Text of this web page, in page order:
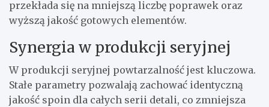
przekłada się na mniejszą liczbę poprawek oraz
wyższą jakość gotowych elementów.
Synergia w produkcji seryjnej
W produkcji seryjnej powtarzalność jest kluczowa.
Stałe parametry pozwalają zachować identyczną
jakość spoin dla całych serii detali, co zmniejsza